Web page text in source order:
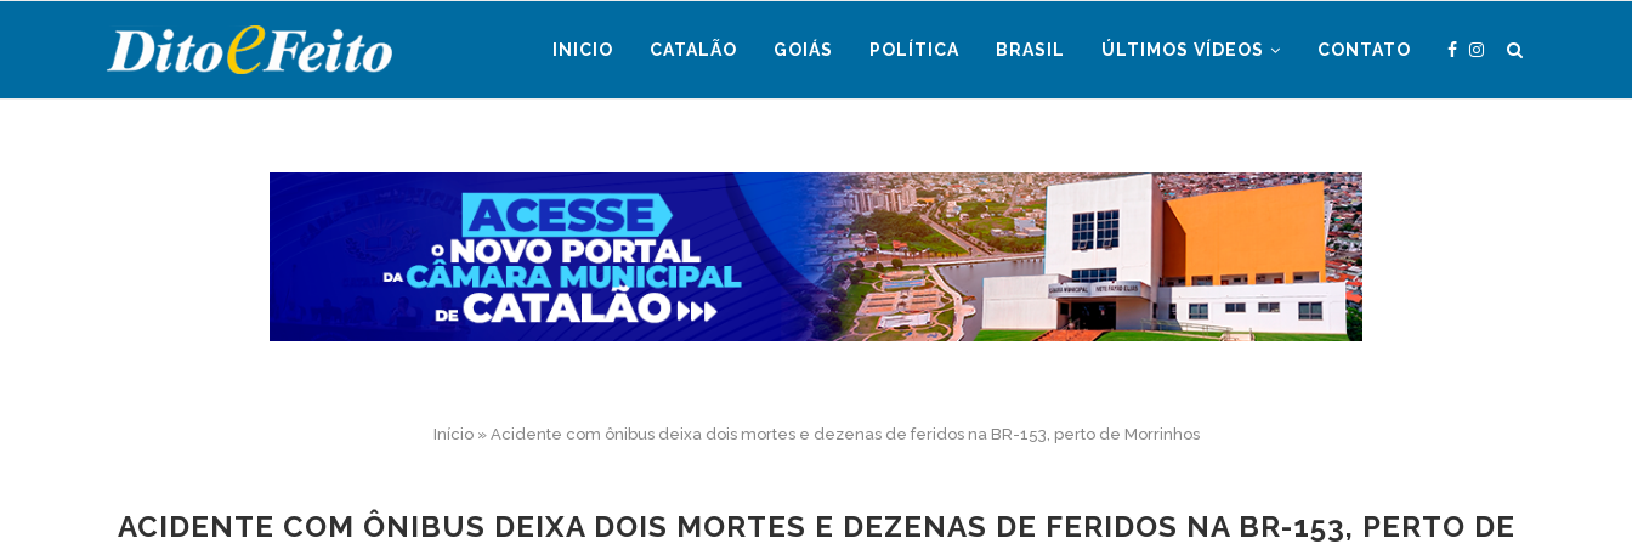
INICIO CATALÃO GOIÁS POLÍTICA BRASIL ÚLTIMOS VÍDEOS CONTATO
Início» Acidente com ônibus deixa dois mortes e dezenas de feridos na BR-153, perto de Morrinhos
ACIDENTE COM ÔNIBUS DEIXA DOIS MORTES E DEZENAS DE FERIDOS NA BR-153, PERTO DE